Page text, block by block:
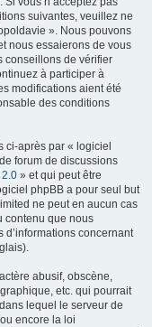
suivantes, veuillez ne
». Nous pouvons
nous essaierons de vous
conseillons de vérifier
à participer à
modifications aient été
des conditions
ci-après par « logiciel
forum de discussions
» et qui peut être
phpBB a pour seul but
ne peut en aucun cas
contenu que nous
d’informations concernant
abusif, obscène,
etc. qui pourrait
lequel le serveur de
encore la loi